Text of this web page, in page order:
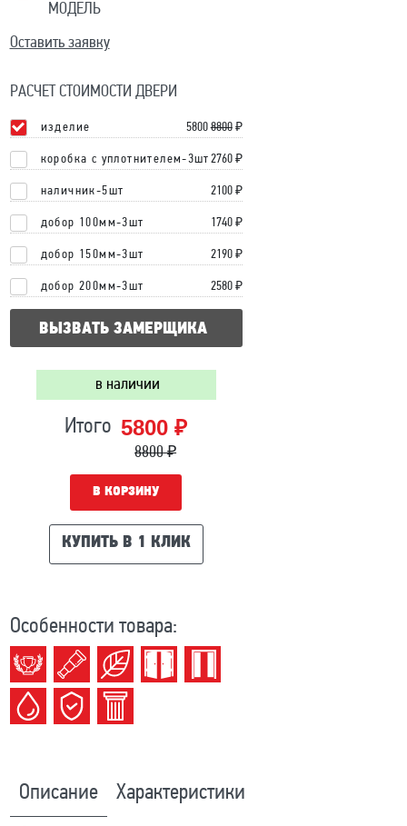
МОДЕЛЬ
Оставить заявку
РАСЧЕТ СТОИМОСТИ ДВЕРИ
изделие 5800 8800₽
коробка с уплотнителем-3шт 2760 ₽
наличник-5шт 2100 ₽
добор 100мм-3шт 1740 ₽
добор 150мм-3шт 2190 ₽
добор 200мм-3шт 2580 ₽
ВЫЗВАТЬ ЗАМЕРЩИКА
в наличии
Итого 5800 ₽
8800 ₽
В КОРЗИНУ
КУПИТЬ В 1 КЛИК
Особенности товара:
Описание Характеристики